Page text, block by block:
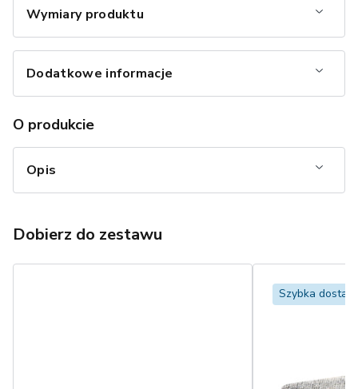
Wymiary produktu
Dodatkowe informacje
O produkcie
Opis
Dobierz do zestawu
Szybka